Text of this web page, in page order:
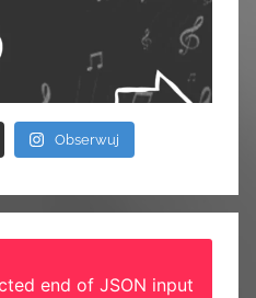
Obserwuj
end of JSON input